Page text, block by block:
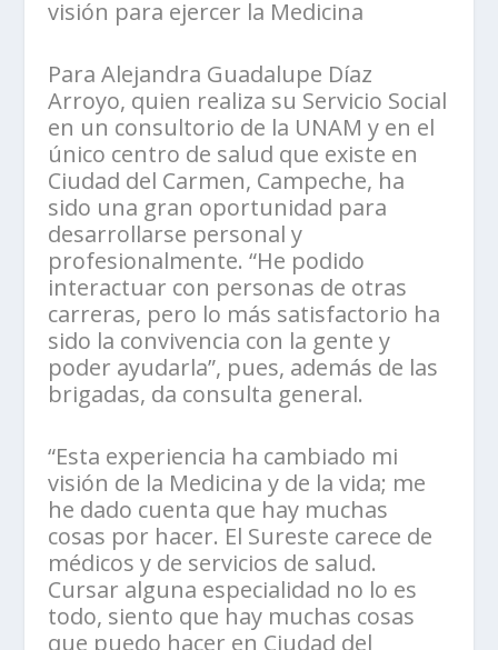
visión para ejercer la Medicina
Para Alejandra Guadalupe Díaz
Arroyo, quien realiza su Servicio Social
en un consultorio de la UNAM y en el
único centro de salud que existe en
Ciudad del Carmen, Campeche, ha
sido una gran oportunidad para
desarrollarse personal y
profesionalmente. “He podido
interactuar con personas de otras
carreras, pero lo más satisfactorio ha
sido la convivencia con la gente y
poder ayudarla”, pues, además de las
brigadas, da consulta general.
“Esta experiencia ha cambiado mi
visión de la Medicina y de la vida; me
he dado cuenta que hay muchas
cosas por hacer. El Sureste carece de
médicos y de servicios de salud.
Cursar alguna especialidad no lo es
todo, siento que hay muchas cosas
que puedo hacer en Ciudad del